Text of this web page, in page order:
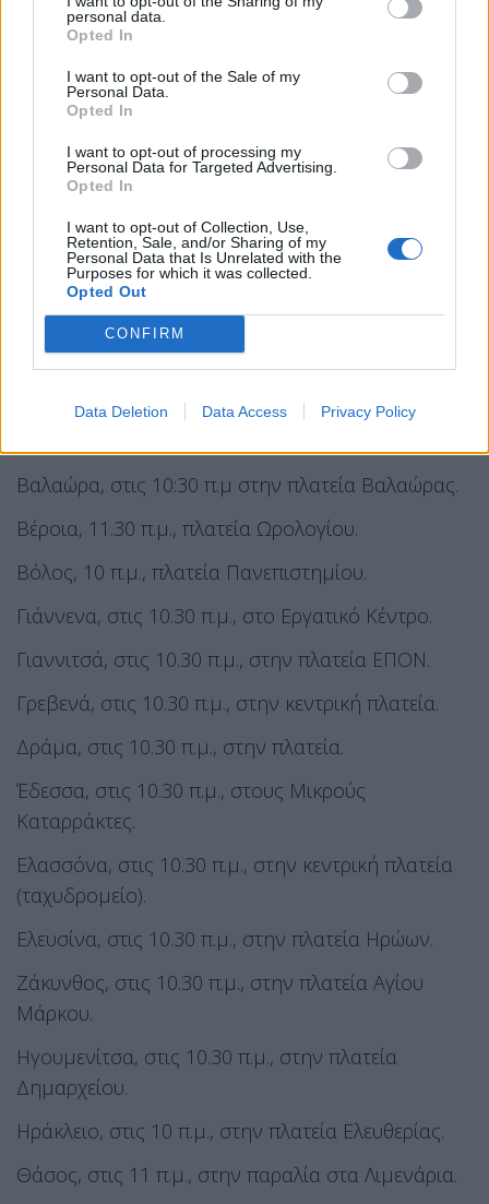
personal data.
Opted In
I want to opt-out of the Sale of my
Personal Data.
Opted In
I want to opt-out of processing my
Personal Data for Targeted Advertising.
Opted In
I want to opt-out of Collection, Use,
Retention, Sale, and/or Sharing of my
Personal Data that Is Unrelated with the
Purposes for which it was collected.
Opted Out
CONFIRM
Data Deletion Data Access Privacy Policy
Αγρίνιο, στις 10.30 π.μ., στην κεντρική πλατεία.
πλατεία.
Αλιβέρι, στις 10.30 π.μ., στον πεζόδρομο.
Αλεξανδρούπολη, στις 10.30 π.μ. στο Δημαρχείο.
Αμαλιάδα, στις 9 π.μ. στο Εργατικό Κέντρο.
Άμφισσα, στις 9.30 π.μ., στην πλατεία Λαού.
Αργοστόλι, 10.30 π.μ., πλατεία Βαλλιάνου
Άρτα, στις 10.30 π.μ., στο Εργατικό Κέντρο.
Βαλαώρα, στις 10:30 π.μ στην πλατεία Βαλαώρας.
Βέροια, 11.30 π.μ., πλατεία Ωρολογίου.
Βόλος, 10 π.μ., πλατεία Πανεπιστημίου.
Γιάννενα, στις 10.30 π.μ., στο Εργατικό Κέντρο.
Γιαννιτσά, στις 10.30 π.μ., στην πλατεία ΕΠΟΝ.
Γρεβενά, στις 10.30 π.μ., στην κεντρική πλατεία.
Δράμα, στις 10.30 π.μ., στην πλατεία.
Έδεσσα, στις 10.30 π.μ., στους Μικρούς
Καταρράκτες.
Ελασσόνα, στις 10.30 π.μ., στην κεντρική πλατεία
(ταχυδρομείο).
Ελευσίνα, στις 10.30 π.μ., στην πλατεία Ηρώων.
Ζάκυνθος, στις 10.30 π.μ., στην πλατεία Αγίου
Μάρκου.
Ηγουμενίτσα, στις 10.30 π.μ., στην πλατεία
Δημαρχείου.
Ηράκλειο, στις 10 π.μ., στην πλατεία Ελευθερίας.
Θάσος, στις 11 π.μ., στην παραλία στα Λιμενάρια.